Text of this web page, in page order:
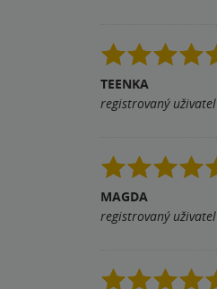
TEENKA
registrovaný uživatel
MAGDA
registrovaný uživatel